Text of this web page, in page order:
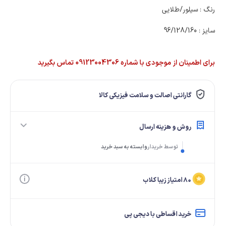
رنگ : سیلور/طلایی
سایز : 96/128/160
برای اطمینان از موجودی با شماره 09123004306 تماس بگیرید
گارانتی اصالت و سلامت فیزیکی کالا
روش و هزینه ارسال
توسط خریداروابسته به سبد خرید
۸۰ امتیاز زیبا کلاب
خرید اقساطی با دیجی پی